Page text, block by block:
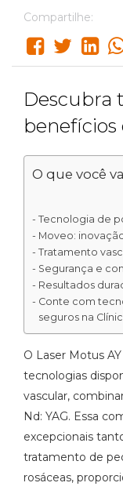
Compartilhe:
Descubra
benefícios
O que você
Tecnologia de
Moveo:
Tratamento
Segurança e
Resultados
Conte com
seguros na
O Laser Motus
tecnologias
vascular,
Nd: YAG. Essa
excepcionais
tratamento de
rosáceas,